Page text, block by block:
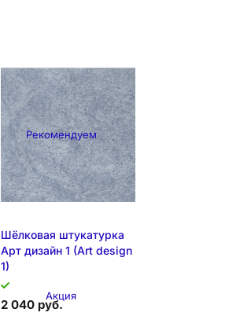
Рекомендуем
Акция
Шёлковая штукатурка
Арт дизайн 1 (Art design
1)
2 040 руб.